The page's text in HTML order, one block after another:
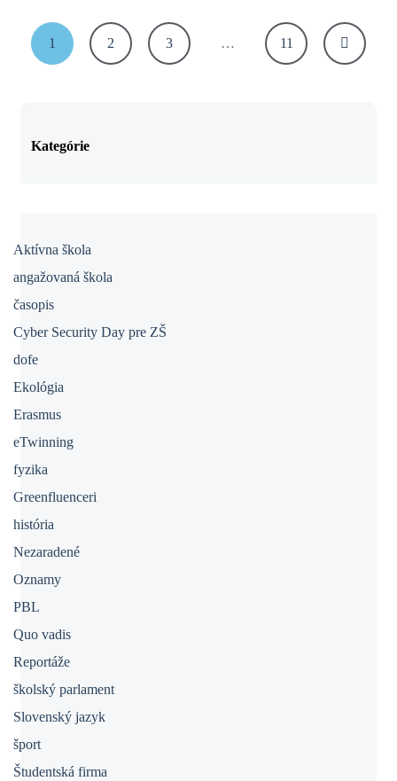
1 2 3 … 11
Kategórie
Aktívna škola
angažovaná škola
časopis
Cyber Security Day pre ZŠ
dofe
Ekológia
Erasmus
eTwinning
fyzika
Greenfluenceri
história
Nezaradené
Oznamy
PBL
Quo vadis
Reportáže
školský parlament
Slovenský jazyk
šport
Študentská firma